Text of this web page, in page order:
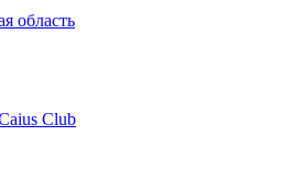
область
Club